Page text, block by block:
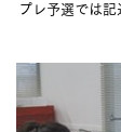
プレ予選では